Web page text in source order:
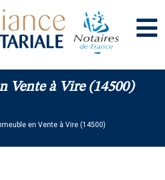
Vente à Vire (14500)
en Vente à Vire (14500)